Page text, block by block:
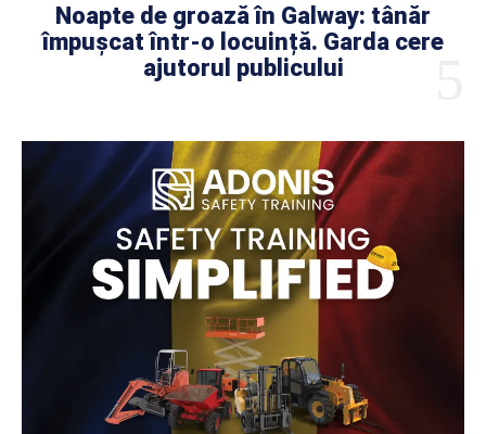
Noapte de groază în Galway: tânăr
împușcat într-o locuință. Garda cere
ajutorul publicului